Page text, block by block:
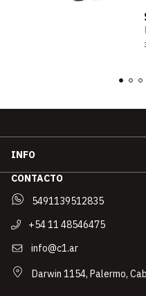
INFO
CONTACTO
5491139512835
+54 11 48546475
info@c1.ar
Darwin 1154, Palermo,